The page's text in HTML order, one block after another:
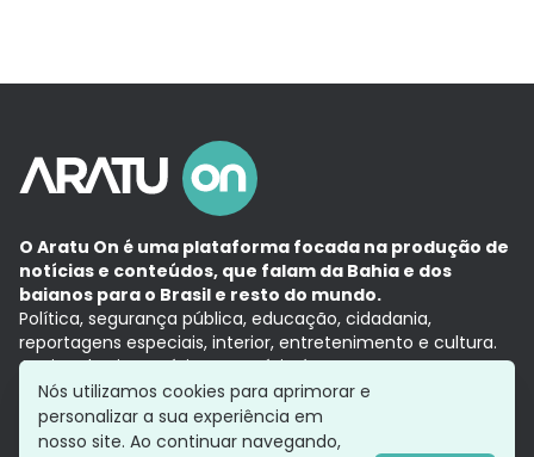
O Aratu On é uma plataforma focada na produção de
notícias e conteúdos, que falam da Bahia e dos
baianos para o Brasil e resto do mundo.
Política, segurança pública, educação, cidadania,
reportagens especiais, interior, entretenimento e cultura.
Aqui, tudo vira notícia e a notícia é no tempo presente,
com a credibilidade do Grupo Aratu.
Grupo Aratu
Política de privacidade
Nós utilizamos cookies para aprimorar e
personalizar a sua experiência em
nosso site. Ao continuar navegando,